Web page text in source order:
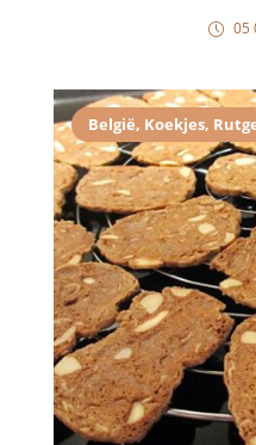
05
België, Koekjes,